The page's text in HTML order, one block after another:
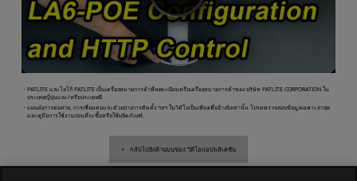
・PATLITE และโลโก้ PATLITE เป็นเครื่องหมายการค้าที่ลงทะเบียนหรือเครื่องหมายการค้าของ บริษัท PATLITE CORPORATION ใน
ประเทศญี่ปุ่นและ/หรือประเทศอื่
・แผนผังการต่อสาย, การเชื่อมต่อและตัวอย่างการติดตั้ง ฯลฯ ในวิดีโอเป็นเพียงเพื่ออ้างอิงเท่านั้น โปรดตรวจสอบข้อมูลเฉพาะล่าสุด
และคู่มือการใช้งานก่อนที่จะซื้อหรือใช้ผลิตภัณฑ์.
กลับไปยังด้านบนของ วิดีโอแอปพลิเคชัน